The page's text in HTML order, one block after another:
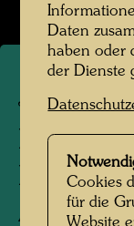
JW 239
ANZUG
Daten
haben oder
der Dienste
Cookies
für die
Website